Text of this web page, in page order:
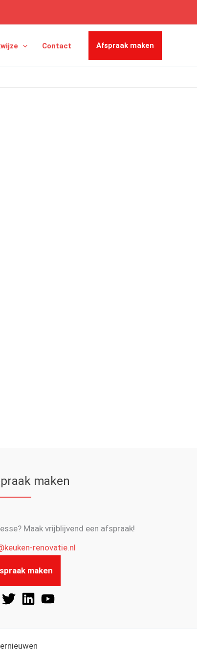
Contact Afspraak maken
maken
Maak vrijblijvend een afspraak!
renovatie.nl
maken